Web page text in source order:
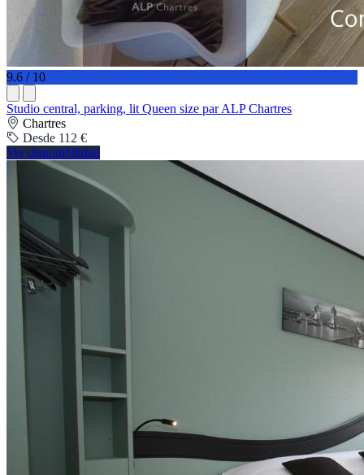
9.6 / 10
Studio central, parking, lit Queen size par ALP Chartres
Chartres
Desde 112 €
Ver disponibilidad